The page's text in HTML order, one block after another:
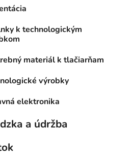
k technologickým
materiál k tlačiarňam
výrobky
elektronika
a údržba